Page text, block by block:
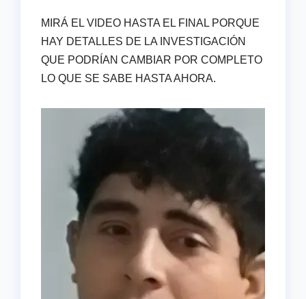
MIRÁ EL VIDEO HASTA EL FINAL PORQUE
HAY DETALLES DE LA INVESTIGACIÓN
QUE PODRÍAN CAMBIAR POR COMPLETO
LO QUE SE SABE HASTA AHORA.